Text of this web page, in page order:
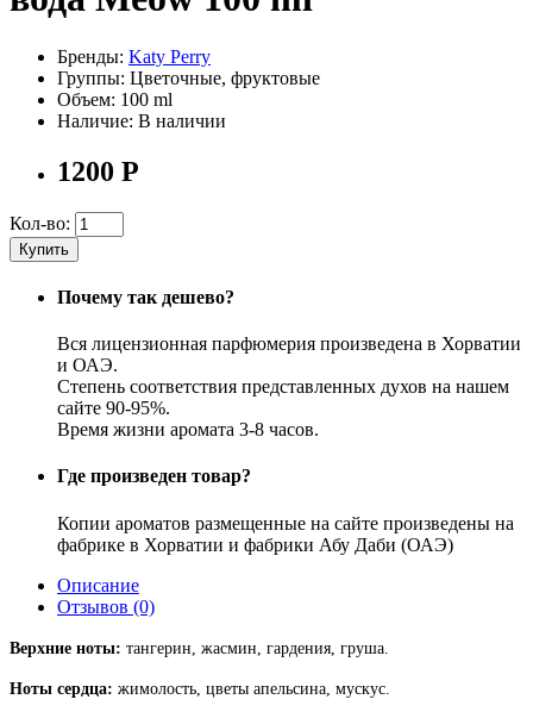
Бренды: Katy Perry
Группы: Цветочные, фруктовые
Объем: 100 ml
Наличие: В наличии
1200 Р
Кол-во:
Купить
Почему так дешево?
Вся лицензионная парфюмерия произведена в Хорватии
и ОАЭ.
Степень соответствия представленных духов на нашем
сайте 90-95%.
Время жизни аромата 3-8 часов.
Где произведен товар?
Копии ароматов размещенные на сайте произведены на
фабрике в Хорватии и фабрики Абу Даби (ОАЭ)
Описание
Отзывов (0)
Верхние ноты: тангерин, жасмин, гардения, груша.
Ноты сердца: жимолость, цветы апельсина, мускус.